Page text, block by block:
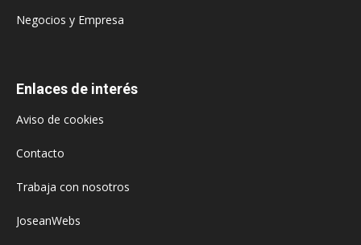
Negocios y Empresa
Enlaces de interés
Aviso de cookies
Contacto
Trabaja con nosotros
JoseanWebs